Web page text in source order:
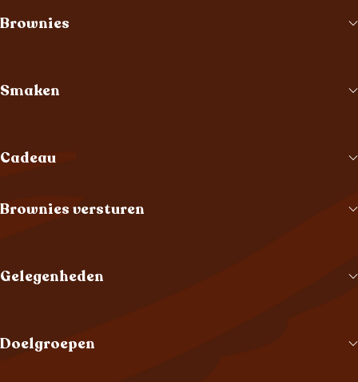
Brownies
Smaken
Cadeau
Brownies versturen
Gelegenheden
Doelgroepen